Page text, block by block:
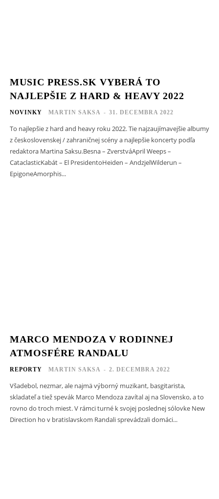
MUSIC PRESS.SK VYBERÁ TO
NAJLEPŠIE Z HARD & HEAVY 2022
NOVINKY MARTIN SAKSA - 31. DECEMBRA 2022
To najlepšie z hard and heavy roku 2022. Tie najzaujímavejšie albumy
z československej / zahraničnej scény a najlepšie koncerty podľa
redaktora Martina Saksu.Besna – ZverstváApril Weeps –
CataclasticKabát – El PresidentoHeiden – AndzjelWilderun –
EpigoneAmorphis...
MARCO MENDOZA V RODINNEJ
ATMOSFÉRE RANDALU
REPORTY MARTIN SAKSA - 2. DECEMBRA 2022
Všadebol, nezmar, ale najmä výborný muzikant, basgitarista,
skladateľ a tiež spevák Marco Mendoza zavítal aj na Slovensko, a to
rovno do troch miest. V rámci turné k svojej poslednej sólovke New
Direction ho v bratislavskom Randali sprevádzali domáci...